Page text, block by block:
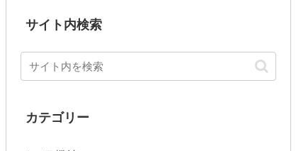
サイト内検索
カテゴリー